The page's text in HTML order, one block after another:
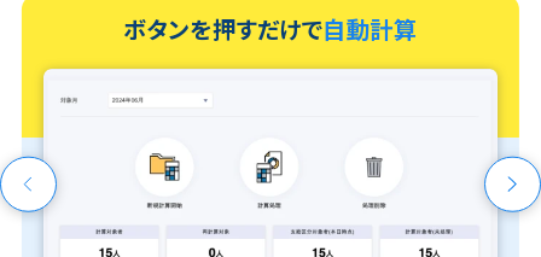
ボタンを押すだけで自動計算